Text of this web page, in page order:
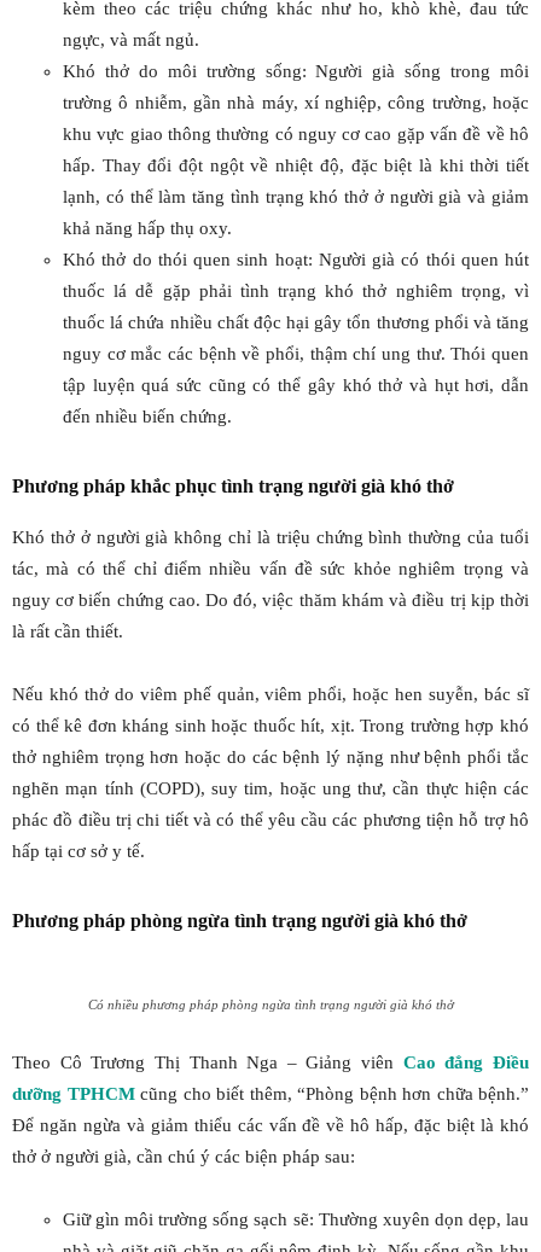
kèm theo các triệu chứng khác như ho, khò khè, đau tức
ngực, và mất ngủ.
Khó thở do môi trường sống: Người già sống trong môi
trường ô nhiễm, gần nhà máy, xí nghiệp, công trường, hoặc
khu vực giao thông thường có nguy cơ cao gặp vấn đề về hô
hấp. Thay đổi đột ngột về nhiệt độ, đặc biệt là khi thời tiết
lạnh, có thể làm tăng tình trạng khó thở ở người già và giảm
khả năng hấp thụ oxy.
Khó thở do thói quen sinh hoạt: Người già có thói quen hút
thuốc lá dễ gặp phải tình trạng khó thở nghiêm trọng, vì
thuốc lá chứa nhiều chất độc hại gây tổn thương phổi và tăng
nguy cơ mắc các bệnh về phổi, thậm chí ung thư. Thói quen
tập luyện quá sức cũng có thể gây khó thở và hụt hơi, dẫn
đến nhiều biến chứng.
Phương pháp khắc phục tình trạng người già khó thở
Khó thở ở người già không chỉ là triệu chứng bình thường của tuổi
tác, mà có thể chỉ điểm nhiều vấn đề sức khỏe nghiêm trọng và
nguy cơ biến chứng cao. Do đó, việc thăm khám và điều trị kịp thời
là rất cần thiết.
Nếu khó thở do viêm phế quản, viêm phổi, hoặc hen suyễn, bác sĩ
có thể kê đơn kháng sinh hoặc thuốc hít, xịt. Trong trường hợp khó
thở nghiêm trọng hơn hoặc do các bệnh lý nặng như bệnh phổi tắc
nghẽn mạn tính (COPD), suy tim, hoặc ung thư, cần thực hiện các
phác đồ điều trị chi tiết và có thể yêu cầu các phương tiện hỗ trợ hô
hấp tại cơ sở y tế.
Phương pháp phòng ngừa tình trạng người già khó thở
Có nhiều phương pháp phòng ngừa tình trạng người già khó thở
Theo Cô Trương Thị Thanh Nga – Giảng viên Cao đẳng Điều
dưỡng TPHCMcũng cho biết thêm, “Phòng bệnh hơn chữa bệnh.”
Để ngăn ngừa và giảm thiểu các vấn đề về hô hấp, đặc biệt là khó
thở ở người già, cần chú ý các biện pháp sau:
Giữ gìn môi trường sống sạch sẽ: Thường xuyên dọn dẹp, lau